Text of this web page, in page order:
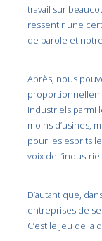
travail sur
ressentir une
de parole et
Après, nous
industriels parmi
moins d’usines,
pour les esprits
voix de
D’autant que,
entreprises de
C’est le jeu de la